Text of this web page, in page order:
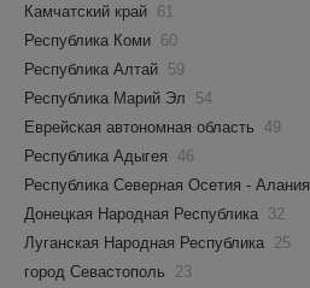
Камчатский край 61
Республика Коми 60
Республика Алтай 59
Республика Марий Эл
54
Еврейская автономная область 49
Республика Адыгея 46
Республика Северная Осетия - Алания
Донецкая Народная Республика 32
Луганская Народная Республика 25
город Севастополь
23